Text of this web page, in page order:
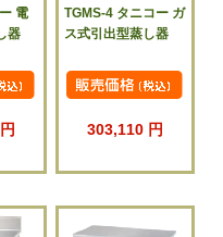
電
器
TGMS-4 タニコー ガ
ス式引出型蒸し器
303,110 円